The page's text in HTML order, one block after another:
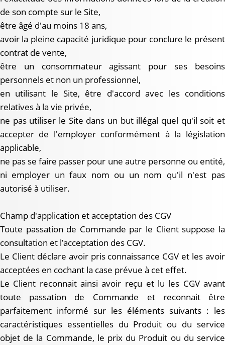
de son compte sur le Site,
être âgé d'au moins 18 ans,
avoir la pleine capacité juridique pour conclure le présent
contrat de vente,
être un consommateur agissant pour ses besoins
personnels et non un professionnel,
en utilisant le Site, être d'accord avec les conditions
relatives à la vie privée,
ne pas utiliser le Site dans un but illégal quel qu'il soit et
accepter de l'employer conformément à la législation
applicable,
ne pas se faire passer pour une autre personne ou entité,
ni employer un faux nom ou un nom qu'il n'est pas
autorisé à utiliser.
Champ d'application et acceptation des CGV
Toute passation de Commande par le Client suppose la
consultation et l’acceptation des CGV.
Le Client déclare avoir pris connaissance CGV et les avoir
acceptées en cochant la case prévue à cet effet.
Le Client reconnait ainsi avoir reçu et lu les CGV avant
toute passation de Commande et reconnait être
parfaitement informé sur les éléments suivants : les
caractéristiques essentielles du Produit ou du service
objet de la Commande, le prix du Produit ou du service